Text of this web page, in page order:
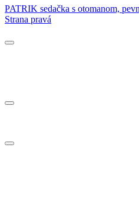
PATRIK sedačka s otomanom,
Strana pravá